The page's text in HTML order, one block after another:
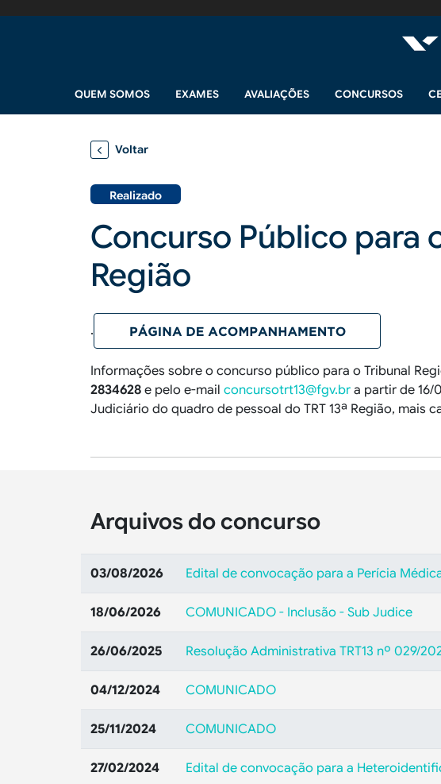
Navegação principal
QUEM SOMOS EXAMES AVALIAÇÕES CONCURSOS
Voltar
Realizado
Concurso Público para
Região
.
Informações sobre o concurso público para o Tribunal
2834628 e pelo e-mail concursotrt13@fgv.br a partir de 16/
Judiciário do quadro de pessoal do TRT 13ª Região, mais
Arquivos do concurso
03/08/2026 Edital de convocação para a Perícia
18/06/2026 COMUNICADO - Inclusão - Sub Judice
26/06/2025 Resolução Administrativa TRT13 nº 029/
04/12/2024 COMUNICADO
25/11/2024 COMUNICADO
27/02/2024 Edital de convocação para a